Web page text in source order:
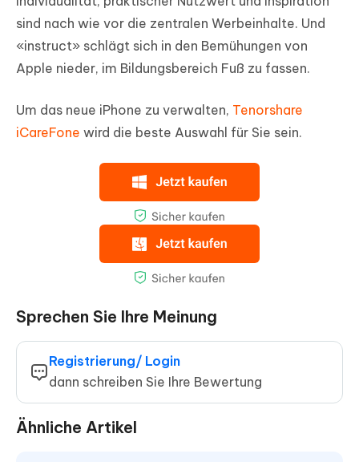
sind nach wie vor die zentralen Werbeinhalte. Und
«instruct» schlägt sich in den Bemühungen von
Apple nieder, im Bildungsbereich Fuß zu fassen.
Um das neue iPhone zu verwalten, Tenorshare
iCareFone wird die beste Auswahl für Sie sein.
Sprechen Sie Ihre Meinung
Registrierung/ Login
dann schreiben Sie Ihre Bewertung
Ähnliche Artikel